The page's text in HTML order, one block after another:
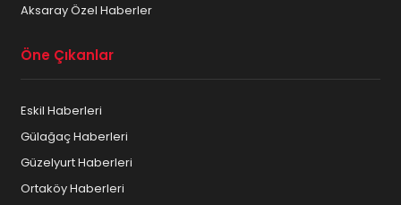
Aksaray Özel Haberler
Öne Çıkanlar
Eskil Haberleri
Gülağaç Haberleri
Güzelyurt Haberleri
Ortaköy Haberleri